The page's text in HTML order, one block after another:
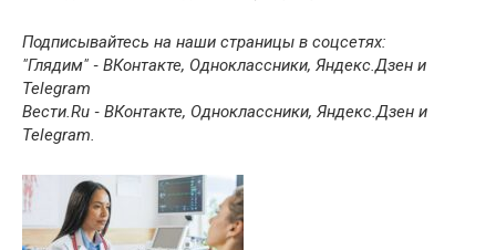
Подписывайтесь на наши страницы в соцсетях:
"Глядим" ‐ ВКонтакте, Одноклассники, Яндекс.Дзен и
Telegram
Вести.Ru ‐ ВКонтакте, Одноклассники, Яндекс.Дзен и
Telegram.